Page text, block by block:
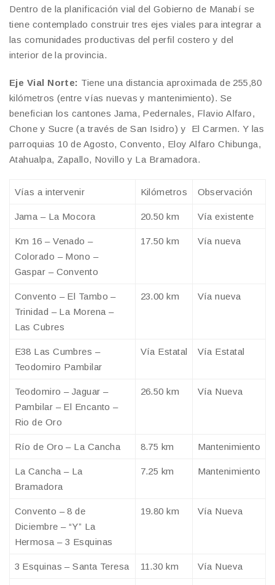
Dentro de la planificación vial del Gobierno de Manabí se
tiene contemplado construir tres ejes viales para integrar a
las comunidades productivas del perfil costero y del
interior de la provincia.
Eje Vial Norte: Tiene una distancia aproximada de 255,80
kilómetros (entre vías nuevas y mantenimiento). Se
benefician los cantones Jama, Pedernales, Flavio Alfaro,
Chone y Sucre (a través de San Isidro) y El Carmen. Y las
parroquias 10 de Agosto, Convento, Eloy Alfaro Chibunga,
Atahualpa, Zapallo, Novillo y La Bramadora.
Vías a intervenir Kilómetros Observación
Jama – La Mocora 20.50 km Vía existente
Km 16 – Venado –
Colorado – Mono –
Gaspar – Convento
17.50 km Vía nueva
Convento – El Tambo –
Trinidad – La Morena –
Las Cubres
23.00 km Vía nueva
E38 Las Cumbres –
Teodomiro Pambilar
Vía Estatal Vía Estatal
Teodomiro – Jaguar –
Pambilar – El Encanto –
Rio de Oro
26.50 km Vía Nueva
Río de Oro – La Cancha 8.75 km Mantenimiento
La Cancha – La
Bramadora
7.25 km Mantenimiento
Convento – 8 de
Diciembre – “Y” La
Hermosa – 3 Esquinas
19.80 km Vía Nueva
3 Esquinas – Santa Teresa 11.30 km Vía Nueva